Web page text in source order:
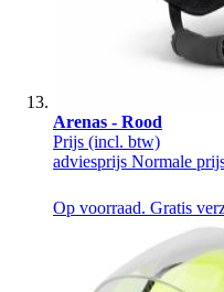
Arenas - Rood
Prijs (incl. btw)
adviesprijs Normale
Op voorraad. Gratis